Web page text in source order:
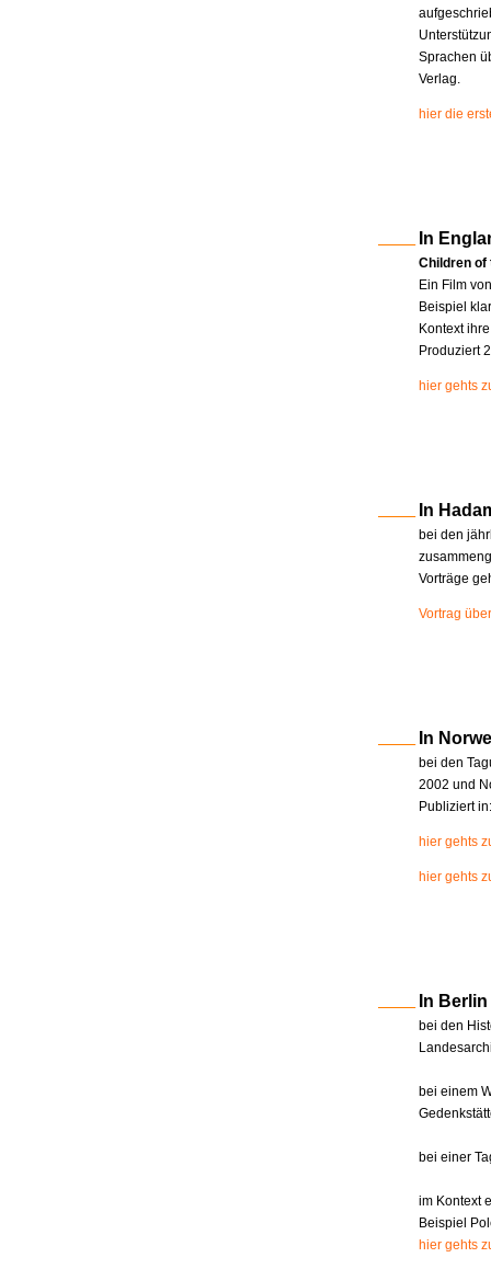
Sprachen
Verlag.
hier die
In
Children of
Ein Film
Beispiel
Kontext
Produziert
hier gehts
In
bei den
Vorträge
Vortrag
In
bei den
2002 und
Publiziert
hier gehts
hier gehts
In
bei den
bei einem
bei einer
im Kontext
Beispiel
hier gehts